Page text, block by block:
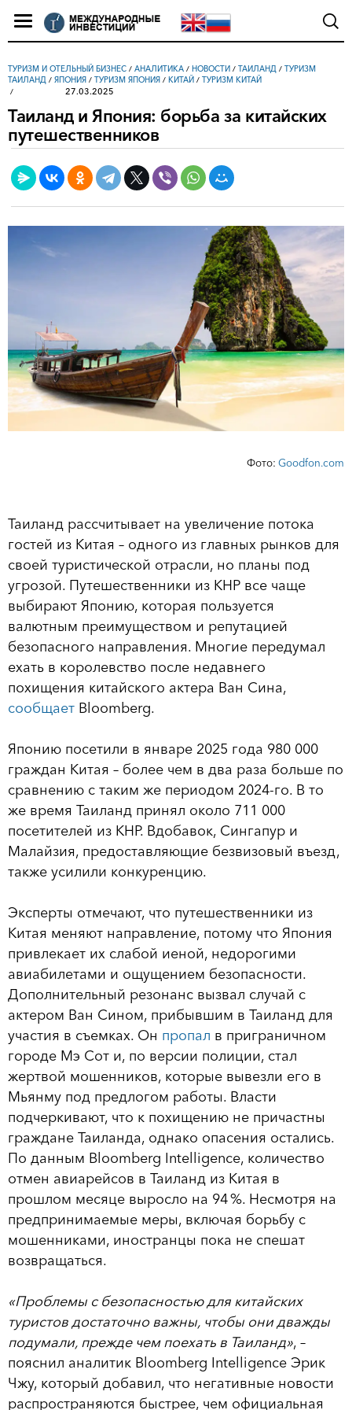
ТУРИЗМ И ОТЕЛЬНЫЙ БИЗНЕС / АНАЛИТИКА / НОВОСТИ / ТАИЛАНД / ТУРИЗМ
ТАИЛАНД / ЯПОНИЯ / ТУРИЗМ ЯПОНИЯ / КИТАЙ / ТУРИЗМ КИТАЙ
27.03.2025
Таиланд и Япония: борьба за китайских
путешественников
Фото: Goodfon.com
Таиланд рассчитывает на увеличение потока
гостей из Китая – одного из главных рынков для
своей туристической отрасли, но планы под
угрозой. Путешественники из КНР все чаще
выбирают Японию, которая пользуется
валютным преимуществом и репутацией
безопасного направления. Многие передумал
ехать в королевство после недавнего
похищения китайского актера Ван Сина,
сообщает Bloomberg.
Японию посетили в январе 2025 года 980 000
граждан Китая – более чем в два раза больше по
сравнению с таким же периодом 2024-го. В то
же время Таиланд принял около 711 000
посетителей из КНР. Вдобавок, Сингапур и
Малайзия, предоставляющие безвизовый въезд,
также усилили конкуренцию.
Эксперты отмечают, что путешественники из
Китая меняют направление, потому что Япония
привлекает их слабой иеной, недорогими
авиабилетами и ощущением безопасности.
Дополнительный резонанс вызвал случай с
актером Ван Сином, прибывшим в Таиланд для
участия в съемках. Он пропал в приграничном
городе Мэ Сот и, по версии полиции, стал
жертвой мошенников, которые вывезли его в
Мьянму под предлогом работы. Власти
подчеркивают, что к похищению не причастны
граждане Таиланда, однако опасения остались.
По данным Bloomberg Intelligence, количество
отмен авиарейсов в Таиланд из Китая в
прошлом месяце выросло на 94 %. Несмотря на
предпринимаемые меры, включая борьбу с
мошенниками, иностранцы пока не спешат
возвращаться.
«Проблемы с безопасностью для китайских
туристов достаточно важны, чтобы они дважды
подумали, прежде чем поехать в Таиланд», –
пояснил аналитик Bloomberg Intelligence Эрик
Чжу, который добавил, что негативные новости
распространяются быстрее, чем официальная